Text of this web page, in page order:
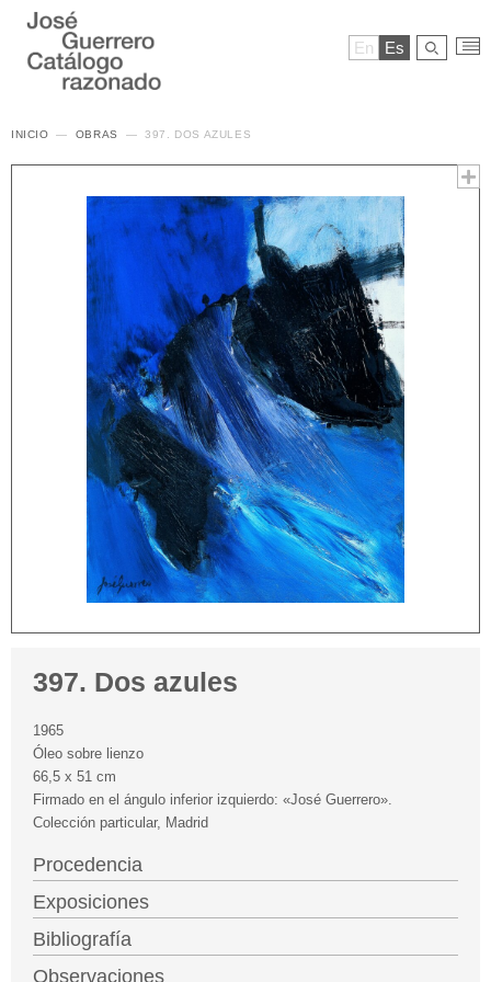
En Es
INICIO OBRAS 397. DOS AZULES
397. Dos azules
1965
Óleo sobre lienzo
66,5 x 51 cm
Firmado en el ángulo inferior izquierdo: «José Guerrero».
Colección particular, Madrid
Procedencia
Exposiciones
Bibliografía
Observaciones